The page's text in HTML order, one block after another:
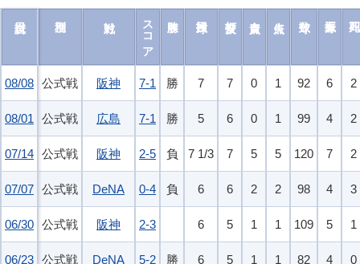
08/08
08/01
07/14
07/07
06/30
06/23
スコア
08/08 公式戦 阪神 7-1 勝 7 7 0 1 92 6 2
08/01 公式戦 広島 7-1 勝 5 6 0 1 99 4 2
07/14 公式戦 阪神 2-5 負 7 1/3 7 5 5 120 7 2
07/07 公式戦 DeNA 0-4 負 6 6 2 2 98 4 3
06/30 公式戦 阪神 2-3 6 5 1 1 109 5 1
06/23 公式戦 DeNA 5-2 勝 6 5 1 1 82 4 0